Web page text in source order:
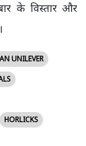
के विस्तार और
UNILEVER
HORLICKS